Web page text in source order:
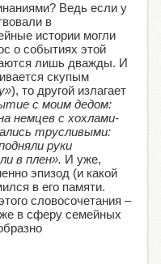
Ведь если у
в
истории могли
о событиях этой
лишь дважды. И
скупым
), то другой излагает
с моим дедом:
немцев с хохлами-
трусливыми:
руки
в плен». И уже,
эпизод (и какой
в его памяти.
словосочетания –
в сферу семейных